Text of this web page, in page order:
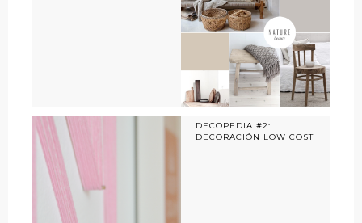
DECOPEDIA #2:
DECORACIÓN LOW COST